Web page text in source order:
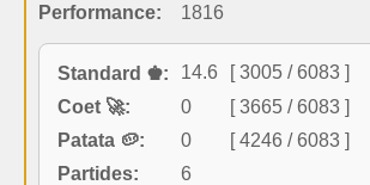
Performance:
1816
Standard ♚: 14.6
[ 3005 / 6083 ]
Coet 🚀:
0
[ 3665 / 6083 ]
Patata 🥔:
0
[ 4246 / 6083 ]
Partides:
6